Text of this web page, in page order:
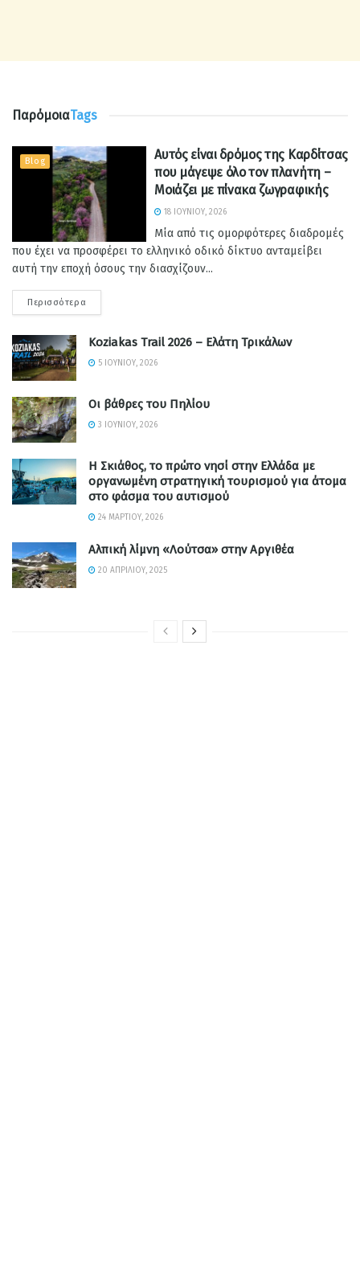
ΠαρόμοιαTags
Blog
Αυτός είναι δρόμος της Καρδίτσας
που μάγεψε όλο τον πλανήτη –
Μοιάζει με πίνακα ζωγραφικής
18 ΙΟΥΝΊΟΥ, 2026
Μία από τις ομορφότερες διαδρομές
που έχει να προσφέρει το ελληνικό οδικό δίκτυο ανταμείβει
αυτή την εποχή όσους την διασχίζουν...
Περισσότερα
Koziakas Trail 2026 – Ελάτη Τρικάλων
5 ΙΟΥΝΊΟΥ, 2026
Οι βάθρες του Πηλίου
3 ΙΟΥΝΊΟΥ, 2026
Η Σκιάθος, το πρώτο νησί στην Ελλάδα με
οργανωμένη στρατηγική τουρισμού για άτομα
στο φάσμα του αυτισμού
24 ΜΑΡΤΊΟΥ, 2026
Αλπική λίμνη «Λούτσα» στην Αργιθέα
20 ΑΠΡΙΛΊΟΥ, 2025